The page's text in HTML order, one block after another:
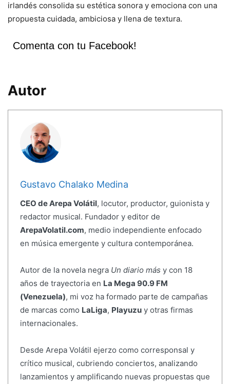
irlandés consolida su estética sonora y emociona con una
propuesta cuidada, ambiciosa y llena de textura.
Comenta con tu Facebook!
Autor
Gustavo Chalako Medina
CEO de Arepa Volátil, locutor, productor, guionista y
redactor musical. Fundador y editor de
ArepaVolatil.com, medio independiente enfocado
en música emergente y cultura contemporánea.
Autor de la novela negra Un diario más y con 18
años de trayectoria en La Mega 90.9 FM
(Venezuela), mi voz ha formado parte de campañas
de marcas como LaLiga, Playuzuy otras firmas
internacionales.
Desde Arepa Volátil ejerzo como corresponsal y
crítico musical, cubriendo conciertos, analizando
lanzamientos y amplificando nuevas propuestas que